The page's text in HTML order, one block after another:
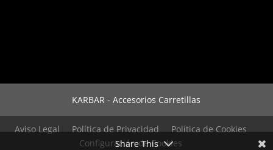
KARBAR - Accesorios Carretillas
Share This
Aviso Legal Política de Privacidad
Política de Cookies
Configuración de Cookies